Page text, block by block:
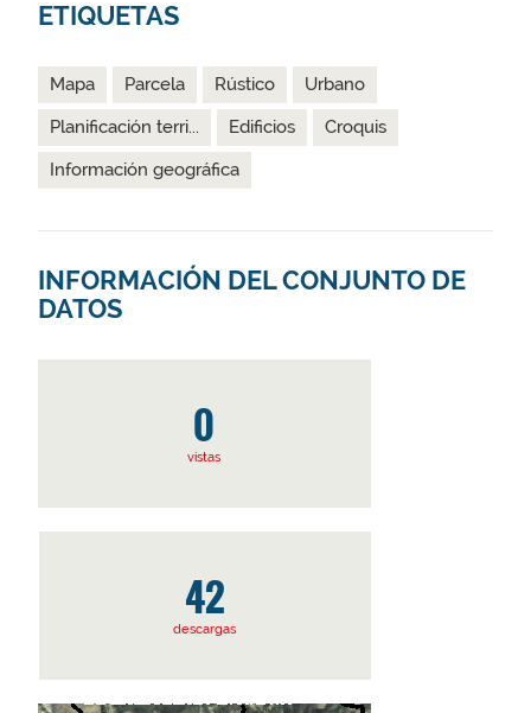
ETIQUETAS
Mapa Parcela Rústico
Urbano
Planificación terri...
Edificios
Croquis
Información geográfica
INFORMACIÓN DEL CONJUNTO DE
DATOS
0
vistas
42
descargas